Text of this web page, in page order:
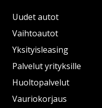
Uudet autot
Vaihtoautot
Yksityisleasing
Palvelut yrityksille
Huoltopalvelut
Vauriokorjaus